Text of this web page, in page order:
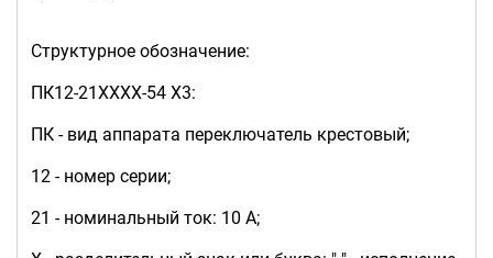
Структурное обозначение:
ПК12-21ХХХХ-54 Х3:
ПК - вид аппарата переключатель крестовый;
12 - номер серии;
21 - номинальный ток: 10 А;